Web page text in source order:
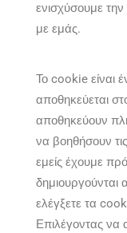
ενισχύσουμε
με εμάς.
Το cookie είναι
αποθηκεύεται
αποθηκεύουν
να βοηθήσουν
εμείς έχουμε
δημιουργούνται
ελέγξετε τα
Επιλέγοντας να